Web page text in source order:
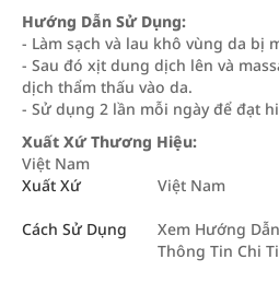
Hướng Dẫn Sử Dụng:
- Làm sạch và lau khô vùng da bị
- Sau đó xịt dung dịch lên và
dịch thẩm thấu vào da.
- Sử dụng 2 lần mỗi ngày để đạt
Xuất Xứ Thương Hiệu:
Việt Nam
Xuất Xứ
Việt Nam
Cách Sử Dụng
Xem Hướng
Thông Tin Chi